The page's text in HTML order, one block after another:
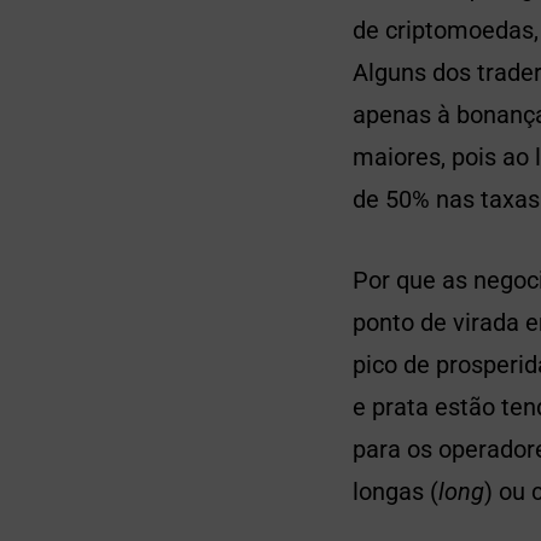
de
Alguns dos
apenas à
maiores, pois ao
de 50% nas
Por que as
ponto de virada
pico de
e prata estão
para os
longas (long) ou